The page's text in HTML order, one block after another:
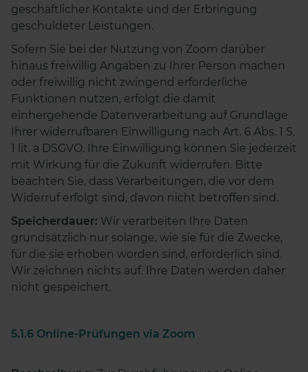
geschäftlicher Kontakte und der Erbringung
geschuldeter Leistungen.
Sofern Sie bei der Nutzung von Zoom darüber
hinaus freiwillig Angaben zu Ihrer Person machen
oder freiwillig nicht zwingend erforderliche
Funktionen nutzen, erfolgt die damit
einhergehende Datenverarbeitung auf Grundlage
Ihrer widerrufbaren Einwilligung nach Art. 6 Abs. 1 S.
1 lit. a DSGVO. Ihre Einwilligung können Sie jederzeit
mit Wirkung für die Zukunft widerrufen. Bitte
beachten Sie, dass Verarbeitungen, die vor dem
Widerruf erfolgt sind, davon nicht betroffen sind.
Speicherdauer: Wir verarbeiten Ihre Daten
grundsätzlich nur solange, wie sie für die Zwecke,
für die sie erhoben worden sind, erforderlich sind.
Wir zeichnen nichts auf. Ihre Daten werden daher
nicht gespeichert.
5.1.6 Online-Prüfungen via Zoom